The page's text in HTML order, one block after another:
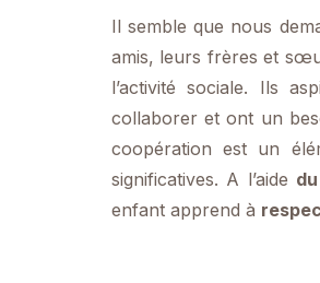
Il semble que nous
amis, leurs frères et
l’activité sociale. Ils
collaborer et ont un
coopération est un
significatives. A l’aide
enfant apprend à